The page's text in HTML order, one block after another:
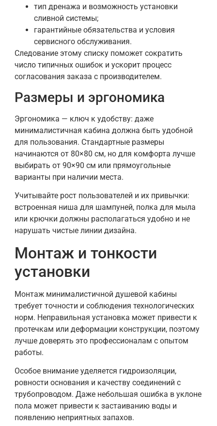
тип дренажа и возможность установки
сливной системы;
гарантийные обязательства и условия
сервисного обслуживания.
Следование этому списку поможет сократить
число типичных ошибок и ускорит процесс
согласования заказа с производителем.
Размеры и эргономика
Эргономика — ключ к удобству: даже
минималистичная кабина должна быть удобной
для пользования. Стандартные размеры
начинаются от 80×80 см, но для комфорта лучше
выбирать от 90×90 см или прямоугольные
варианты при наличии места.
Учитывайте рост пользователей и их привычки:
встроенная ниша для шампуней, полка для мыла
или крючки должны располагаться удобно и не
нарушать чистые линии дизайна.
Монтаж и тонкости
установки
Монтаж минималистичной душевой кабины
требует точности и соблюдения технологических
норм. Неправильная установка может привести к
протечкам или деформации конструкции, поэтому
лучше доверять это профессионалам с опытом
работы.
Особое внимание уделяется гидроизоляции,
ровности основания и качеству соединений с
трубопроводом. Даже небольшая ошибка в уклоне
пола может привести к застаиванию воды и
появлению неприятных запахов.